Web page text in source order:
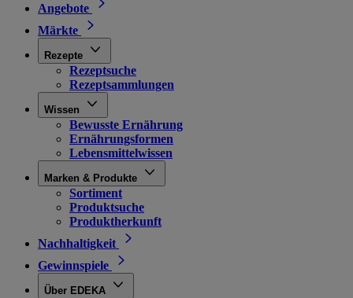
Angebote
Märkte
Rezepte
Rezeptsuche
Rezeptsammlungen
Wissen
Bewusste Ernährung
Ernährungsformen
Lebensmittelwissen
Marken & Produkte
Sortiment
Produktsuche
Produktherkunft
Nachhaltigkeit
Gewinnspiele
Über EDEKA